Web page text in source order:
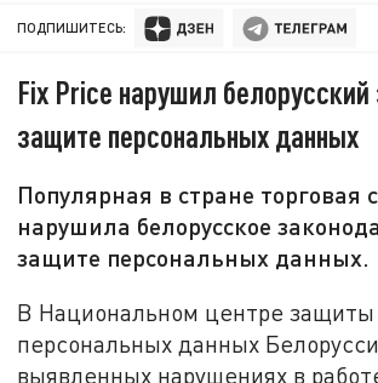
ПОДПИШИТЕСЬ:
Fix Price нарушил белорусский
защите персональных данных
Популярная в стране торговая
нарушила белорусское
защите персональных данных.
В Национальном центре защиты
персональных данных
выявленных нарушениях в